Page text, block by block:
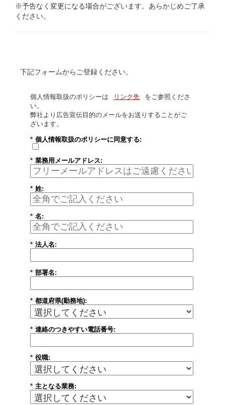
※予告なく変更になる場合がございます。あらかじめご了承
ください。
下記フォームからご登録ください。
個人情報取扱のポリシーは リンク先
をご参照くださ
い。
弊社より広告宣伝目的のメールをお送りすることがご
ざいます。
* 個人情報取扱のポリシーに同意する:
* 業務用メールアドレス:
* 姓:
* 名:
* 法人名:
* 部署名:
* 都道府県(勤務地):
* 連絡のつきやすい電話番号:
* 役職:
* 主となる業務: